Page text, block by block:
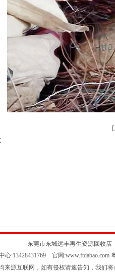
东莞市东城远丰再生资源回收店
心:13428431769 官网:www.ftdabao.com
来源互联网，如有侵权请速告知，我们